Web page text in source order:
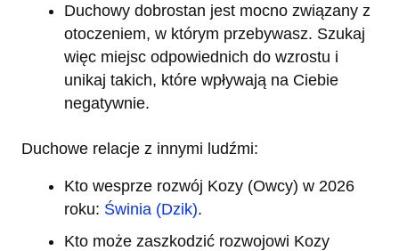
Duchowy dobrostan jest mocno związany z
otoczeniem, w którym przebywasz. Szukaj
więc miejsc odpowiednich do wzrostu i
unikaj takich, które wpływają na Ciebie
negatywnie.
Duchowe relacje z innymi ludźmi:
Kto wesprze rozwój Kozy (Owcy) w 2026
roku: Świnia (Dzik).
Kto może zaszkodzić rozwojowi Kozy